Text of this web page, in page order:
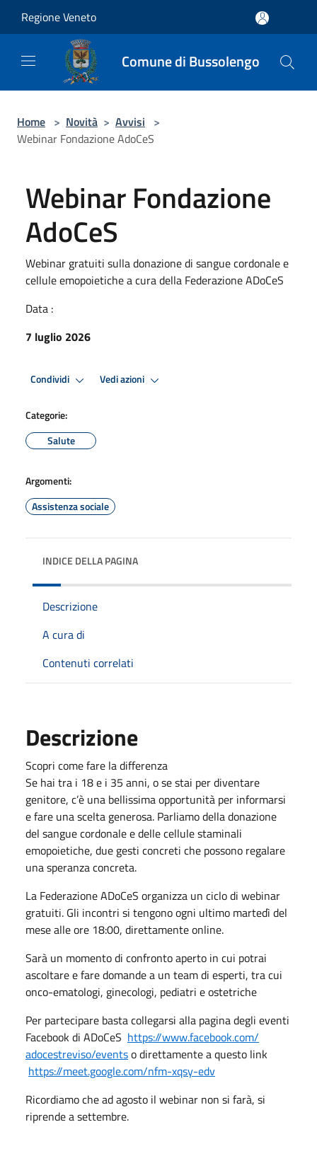
Regione Veneto
Comune di Bussolengo
Home > Novità > Avvisi >
Webinar Fondazione AdoCeS
Webinar Fondazione
AdoCeS
Webinar gratuiti sulla donazione di sangue cordonale e
cellule emopoietiche a cura della Federazione ADoCeS
Data :
7 luglio 2026
Condividi Vedi azioni
Categorie:
Salute
Argomenti:
Assistenza sociale
INDICE DELLA PAGINA
Descrizione
A cura di
Contenuti correlati
Descrizione
Scopri come fare la differenza
Se hai tra i 18 e i 35 anni, o se stai per diventare
genitore, c’è una bellissima opportunità per informarsi
e fare una scelta generosa. Parliamo della donazione
del sangue cordonale e delle cellule staminali
emopoietiche, due gesti concreti che possono regalare
una speranza concreta.
La Federazione ADoCeS organizza un ciclo di webinar
gratuiti. Gli incontri si tengono ogni ultimo martedì del
mese alle ore 18:00, direttamente online.
Sarà un momento di confronto aperto in cui potrai
ascoltare e fare domande a un team di esperti, tra cui
onco-ematologi, ginecologi, pediatri e ostetriche
Per partecipare basta collegarsi alla pagina degli eventi
Facebook di ADoCeS https://www.facebook.com/
adocestreviso/eventso direttamente a questo link
https://meet.google.com/nfm-xqsy-edv
Ricordiamo che ad agosto il webinar non si farà, si
riprende a settembre.